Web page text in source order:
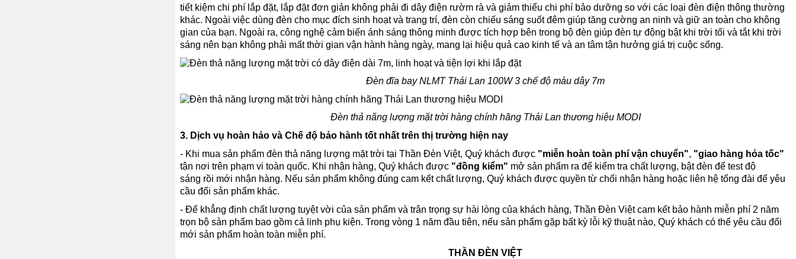
tiết kiệm chi phí lắp đặt, lắp đặt đơn giản không phải đi dây điện rườm rà và giảm thiểu chi phí bảo dưỡng so với các loại đèn điện thông thường
khác. Ngoài việc dùng đèn cho mục đích sinh hoạt và trang trí, đèn còn chiếu sáng suốt đêm giúp tăng cường an ninh và giữ an toàn cho không
gian của bạn. Ngoài ra, công nghệ cảm biến ánh sáng thông minh được tích hợp bên trong bộ đèn giúp đèn tự động bật khi trời tối và tắt khi trời
sáng nên bạn không phải mất thời gian vận hành hàng ngày, mang lại hiệu quả cao kinh tế và an tâm tận hưởng giá trị cuộc sống.
Đèn đĩa bay NLMT Thái Lan 100W 3 chế độ màu dây 7m
Đèn thả năng lượng mặt trời hàng chính hãng Thái Lan thương hiệu MODI
3. Dịch vụ hoàn hảo và Chế độ bảo hành tốt nhất trên thị trường hiện nay
- Khi mua sản phẩm đèn thả năng lượng mặt trời tại Thần Đèn Việt, Quý khách được "miễn hoàn toàn phí vận chuyển", "giao hàng hỏa tốc"
tận nơi trên phạm vi toàn quốc. Khi nhận hàng, Quý khách được "đồng kiểm" mở sản phẩm ra để kiểm tra chất lượng, bật đèn để test độ
sáng rồi mới nhận hàng. Nếu sản phẩm không đúng cam kết chất lượng, Quý khách được quyền từ chối nhận hàng hoặc liên hệ tổng đài để yêu
cầu đổi sản phẩm khác.
- Để khẳng định chất lượng tuyệt vời của sản phẩm và trân trọng sự hài lòng của khách hàng, Thần Đèn Việt cam kết bảo hành miễn phí 2 năm
trọn bộ sản phẩm bao gồm cả linh phụ kiện. Trong vòng 1 năm đầu tiên, nếu sản phẩm gặp bất kỳ lỗi kỹ thuật nào, Quý khách có thể yêu cầu đổi
mới sản phẩm hoàn toàn miễn phí.
THẦN ĐÈN VIỆT